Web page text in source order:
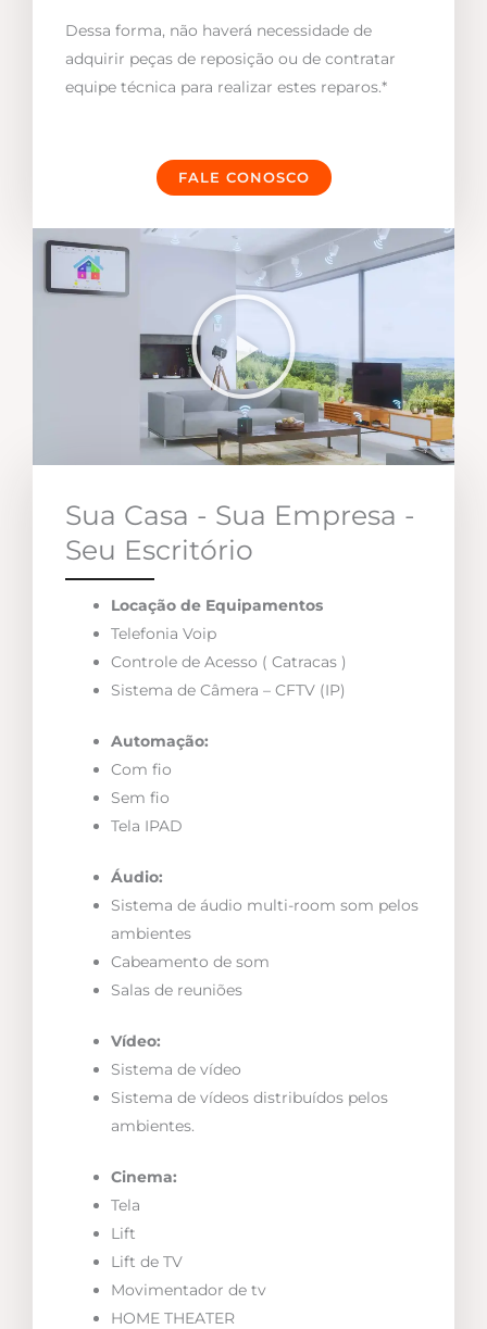
Dessa forma, não haverá necessidade de
adquirir peças de reposição ou de contratar
equipe técnica para realizar estes reparos.*
FALE CONOSCO
Sua Casa - Sua Empresa -
Seu Escritório
Locação de Equipamentos
Telefonia Voip
Controle de Acesso ( Catracas )
Sistema de Câmera – CFTV (IP)
Automação:
Com fio
Sem fio
Tela IPAD
Áudio:
Sistema de áudio multi-room som pelos
ambientes
Cabeamento de som
Salas de reuniões
Vídeo:
Sistema de vídeo
Sistema de vídeos distribuídos pelos
ambientes.
Cinema:
Tela
Lift
Lift de TV
Movimentador de tv
HOME THEATER